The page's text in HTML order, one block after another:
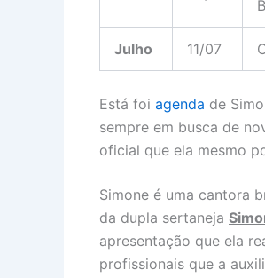
Julho 11/07
Está foi agenda de
sempre em busca de
oficial que ela mesmo
Simone é uma cantora
da dupla sertaneja
apresentação que ela
profissionais que a